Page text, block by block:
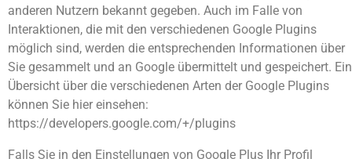
anderen Nutzern bekannt gegeben. Auch im Falle von
Interaktionen, die mit den verschiedenen Google Plugins
möglich sind, werden die entsprechenden Informationen über
Sie gesammelt und an Google übermittelt und gespeichert.
Übersicht über die verschiedenen Arten der Google Plugins
können Sie hier einsehen:
https://developers.google.com/+/plugins
Falls Sie in den Einstellungen von Google Plus Ihr Profil